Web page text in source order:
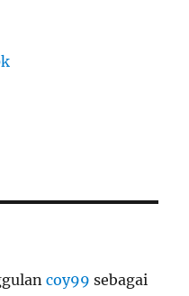
coy99 sebagai